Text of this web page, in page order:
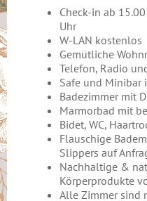
Check-in ab
Uhr
W-LAN kostenlos
Gemütliche
Telefon, Radio
Safe und Minibar
Badezimmer mit
Marmorbad mit
Bidet, WC,
Flauschige
Slippers auf
Nachhaltige &
Körperprodukte
Alle Zimmer sind